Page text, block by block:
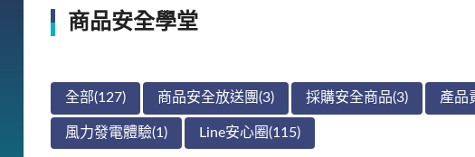
商品安全學堂
全部(127) 商品安全放送團(3) 採購安全商品(3) 產品
風力發電體驗(1) Line安心圈(115)